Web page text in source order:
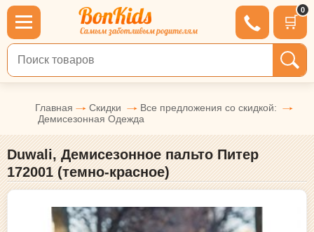
🛒
0
Поиск по товарам
Главная Скидки
Все предложения со скидкой:
Демисезонная Одежда
Duwali, Демисезонное пальто Питер
172001 (темно-красное)